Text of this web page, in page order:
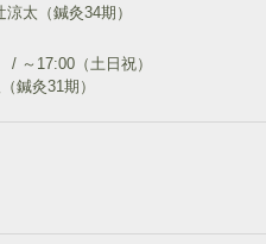
太（鍼灸34期）
/ ～17:00（土日祝）
鍼灸31期）